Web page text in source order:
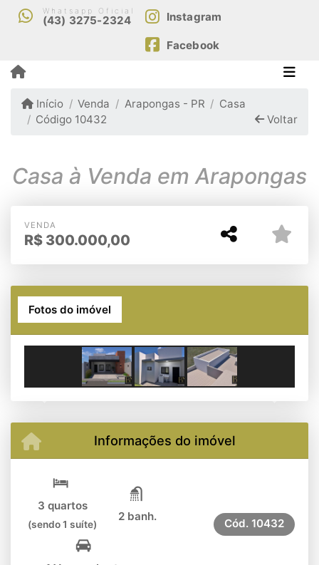
Whatsapp Oficial
(43) 3275-2324 Instagram
Facebook
Início Venda Arapongas - PR
Casa
Código 10432
Voltar
Casa à Venda em Arapongas
VENDA
R$ 300.000,00
Fotos do imóvel
Informações do imóvel
3 quartos
(sendo 1 suíte)
2 banh.
Cód. 10432